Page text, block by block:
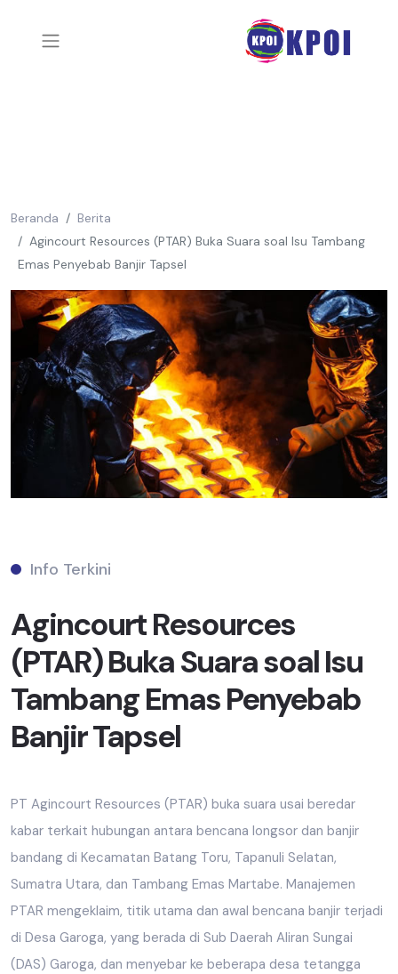
Beranda
Berita
Agincourt Resources (PTAR) Buka Suara soal Isu Tambang
Emas Penyebab Banjir Tapsel
Info Terkini
Agincourt Resources
(PTAR) Buka Suara soal Isu
Tambang Emas Penyebab
Banjir Tapsel
PT Agincourt Resources (PTAR) buka suara usai beredar
kabar terkait hubungan antara bencana longsor dan banjir
bandang di Kecamatan Batang Toru, Tapanuli Selatan,
Sumatra Utara, dan Tambang Emas Martabe. Manajemen
PTAR mengeklaim, titik utama dan awal bencana banjir terjadi
di Desa Garoga, yang berada di Sub Daerah Aliran Sungai
(DAS) Garoga, dan menyebar ke beberapa desa tetangga